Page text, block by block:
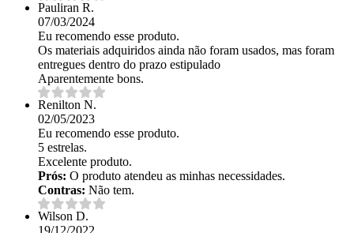
Pauliran R.
07/03/2024
Eu recomendo esse produto.
Os materiais adquiridos ainda não foram usados, mas foram
entregues dentro do prazo estipulado
Aparentemente bons.
Renilton N.
02/05/2023
Eu recomendo esse produto.
5 estrelas.
Excelente produto.
Prós: O produto atendeu as minhas necessidades.
Contras: Não tem.
Wilson D.